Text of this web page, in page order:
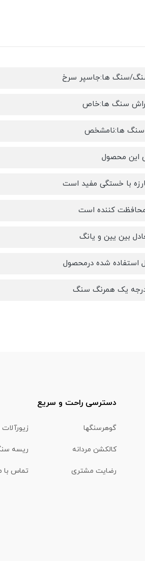
سنگ ها:جاسپر سرخ
سنگ ها:خاص
سنگ ها:نامشخص
این محصول
با خستگی مفید است
کننده است
بین یین و یانگ
استفاده شده درمحصول
یک همرنگ سنگ
دسترسی راحت و سریع
گوهرسنگها
کالکشن مردانه ریسه
رضایت مشتری تماس با